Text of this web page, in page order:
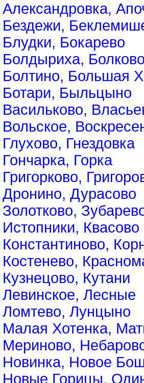
Александровка,
Бездежи,
Блудки, Бокарево
Болдыриха, Болково
Болтино, Большая
Ботари, Быльцыно
Васильково,
Вольское,
Глухово, Гнездовка
Гончарка, Горка
Григорково,
Дронино, Дурасово
Золотково,
Истопники, Квасово
Константиново,
Костенево,
Кузнецово, Кутани
Левинское, Лесные
Ломтево, Лунцыно
Малая Хотенка,
Мериново,
Новинка, Новое
Новые Горицы,